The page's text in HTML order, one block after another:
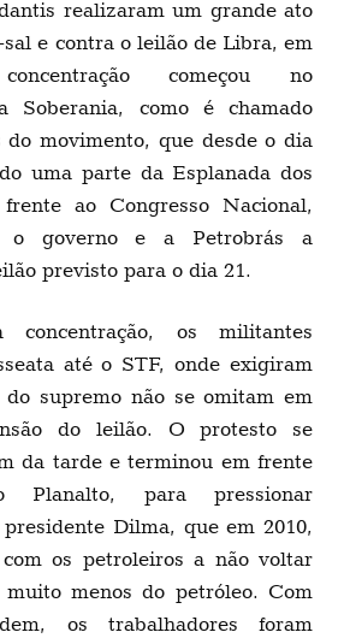
realizaram um grande ato
e contra o leilão de Libra, em
começou no
Soberania, como é chamado
do movimento, que desde o dia
uma parte da Esplanada dos
ao Congresso Nacional,
o governo e a Petrobrás a
previsto para o dia 21.
concentração, os militantes
até o STF, onde exigiram
supremo não se omitam em
do leilão. O protesto se
da tarde e terminou em frente
Planalto, para pressionar
Dilma, que em 2010,
com os petroleiros a não voltar
muito menos do petróleo. Com
os trabalhadores foram